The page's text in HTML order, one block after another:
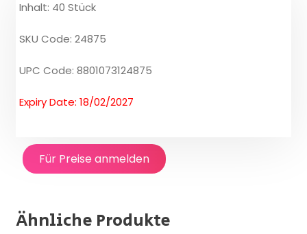
Inhalt: 40 Stück
SKU Code: 24875
UPC Code: 8801073124875
Expiry Date: 18/02/2027
Für Preise anmelden
Ähnliche Produkte